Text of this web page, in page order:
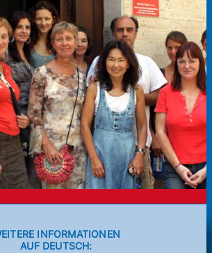
INFORMATIONEN
AUF DEUTSCH: